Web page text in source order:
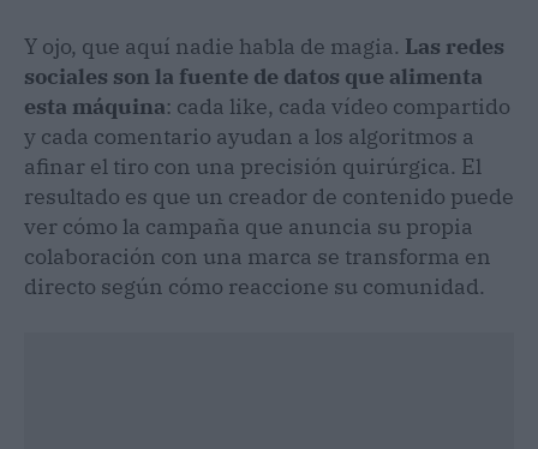
Y ojo, que aquí nadie habla de magia. Las redes
sociales son la fuente de datos que alimenta
esta máquina: cada like, cada vídeo compartido
y cada comentario ayudan a los algoritmos a
afinar el tiro con una precisión quirúrgica. El
resultado es que un creador de contenido puede
ver cómo la campaña que anuncia su propia
colaboración con una marca se transforma en
directo según cómo reaccione su comunidad.